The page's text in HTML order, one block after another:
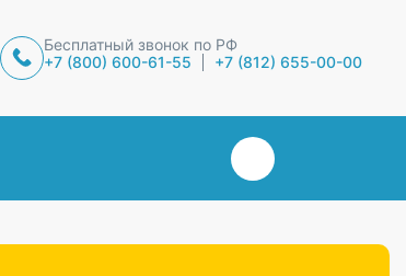
Бесплатный звонок по РФ
+7 (800) 600-61-55
+7 (812) 655-00-00